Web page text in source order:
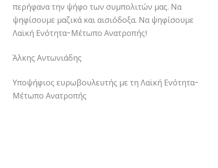
περήφανα την ψήφο των συμπολιτών μας. Να
ψηφίσουμε μαζικά και αισιόδοξα. Να ψηφίσουμε
Λαϊκή Ενότητα-Μέτωπο Ανατροπής!
Άλκης Αντωνιάδης
Υποψήφιος ευρωβουλευτής με τη Λαϊκή Ενότητα-
Μέτωπο Ανατροπής